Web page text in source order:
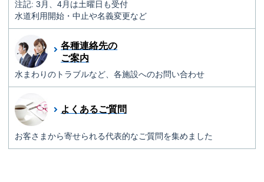
注記: 3月、4月は土曜日も受付
水道利用開始・中止や名義変更など
各種連絡先の
ご案内
水まわりのトラブルなど、各施設へのお問い合わせ
よくあるご質問
お客さまから寄せられる代表的なご質問を集めました